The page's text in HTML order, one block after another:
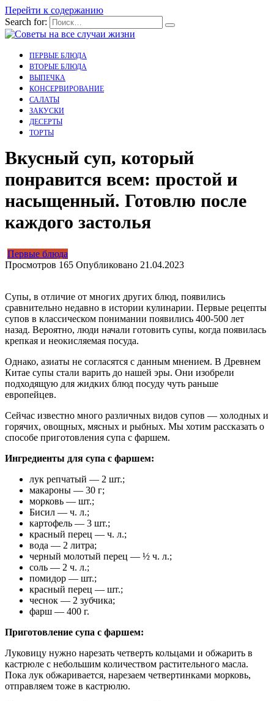
Перейти к содержанию
Search for:
ПЕРВЫЕ БЛЮДА
ВТОРЫЕ БЛЮДА
ВЫПЕЧКА
КОНСЕРВИРОВАНИЕ
САЛАТЫ
ЗАКУСКИ
ДЕСЕРТЫ
ТОРТЫ
Вкусный суп, который
понравится всем: простой и
насыщенный. Готовлю после
каждого застолья
Первые блюда
Просмотров 165 Опубликовано 21.04.2023
Супы, в отличие от многих других блюд, появились
сравнительно недавно в истории кулинарии. Первые рецепты
супов в классическом понимании появились 400-500 лет
назад. Вероятно, люди начали готовить супы, когда появилась
крепкая и неокисляемая посуда.
Однако, азиаты не согласятся с данным мнением. В Древнем
Китае супы стали варить до нашей эры. Они изобрели
подходящую для жидких блюд посуду чуть раньше
европейцев.
Сейчас известно много различных видов супов — холодных и
горячих, овощных, мясных и рыбных. Мы хотим рассказать о
способе приготовления супа с фаршем.
Ингредиенты для супа с фаршем:
лук репчатый — 2 шт.;
макароны — 30 г;
морковь — шт.;
Бисил — ч. л.;
картофель — 3 шт.;
красный перец — ч. л.;
вода — 2 литра;
черный молотый перец — ½ ч. л.;
соль — 2 ч. л.;
помидор — шт.;
красный перец — шт.;
чеснок — 2 зубчика;
фарш — 400 г.
Приготовление супа с фаршем:
Луковицу нужно нарезать четверть кольцами и обжарить в
кастрюле с небольшим количеством растительного масла.
Пока лук обжаривается, нарезаем четвертинками морковь,
отправляем тоже в кастрюлю.